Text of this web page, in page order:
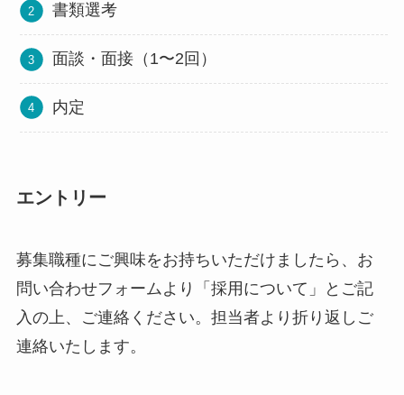
書類選考
面談・面接（1〜2回）
内定
エントリー
募集職種にご興味をお持ちいただけましたら、お
問い合わせフォームより「採用について」とご記
入の上、ご連絡ください。担当者より折り返しご
連絡いたします。